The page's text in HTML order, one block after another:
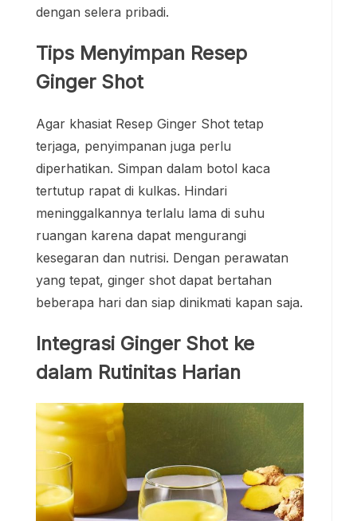
dengan selera pribadi.
Tips Menyimpan Resep
Ginger Shot
Agar khasiat Resep Ginger Shot tetap
terjaga, penyimpanan juga perlu
diperhatikan. Simpan dalam botol kaca
tertutup rapat di kulkas. Hindari
meninggalkannya terlalu lama di suhu
ruangan karena dapat mengurangi
kesegaran dan nutrisi. Dengan perawatan
yang tepat, ginger shot dapat bertahan
beberapa hari dan siap dinikmati kapan saja.
Integrasi Ginger Shot ke
dalam Rutinitas Harian